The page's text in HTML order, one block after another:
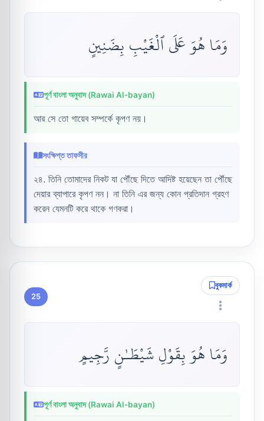
وَمَا هُوَ عَلَى ٱلْغَيْبِ بِضَنِينٍ
পূর্ণ বাংলা অনুবাদ (Rawai Al-bayan)
আর সে তো গায়েব সম্পর্কে কৃপণ নয়।
সংক্ষিপ্ত তাফসীর
২৪. তিনি তোমাদের নিকট যা পৌঁছে দিতে আদিষ্ট হয়েছেন তা পৌঁছে
দেয়ার ব্যাপারে কৃপণ নন। না তিনি এর জন্য কোন প্রতিদান গ্রহণ
করেন যেমনটি করে থাকে গণকরা।
25
বুকমার্ক
وَمَا هُوَ بِقَوْلِ شَيْطَـٰنٍ رَّجِيمٍ
পূর্ণ বাংলা অনুবাদ (Rawai Al-bayan)